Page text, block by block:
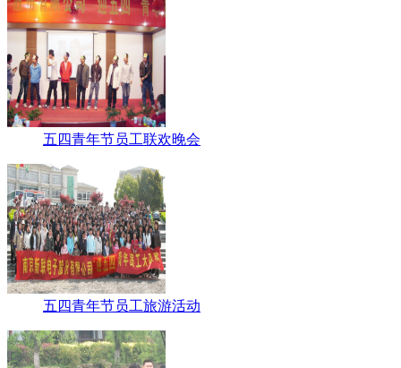
五四青年节员工联欢晚会
五四青年节员工旅游活动